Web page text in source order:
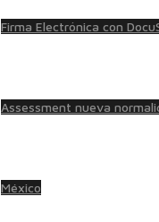
Firma Electrónica con
Assessment nueva
México